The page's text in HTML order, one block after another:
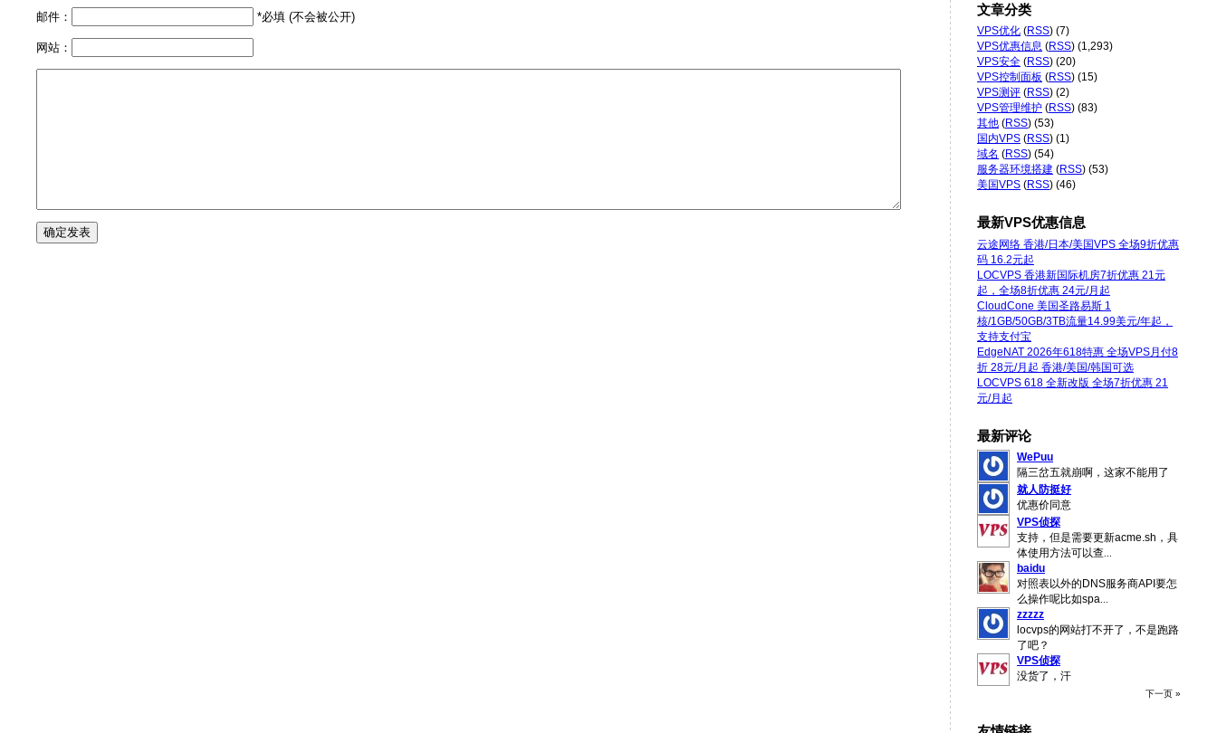
邮件： *必填 (不会被公开)
网站：
文章分类
VPS优化 (RSS) (7)
VPS优惠信息 (RSS) (1,293)
VPS安全 (RSS) (20)
VPS控制面板 (RSS) (15)
VPS测评 (RSS) (2)
VPS管理维护 (RSS) (83)
其他 (RSS) (53)
国内VPS (RSS) (1)
域名 (RSS) (54)
服务器环境搭建 (RSS) (53)
美国VPS (RSS) (46)
最新VPS优惠信息
云途网络 香港/日本/美国VPS 全场9折优惠
码 16.2元起
LOCVPS 香港新国际机房7折优惠 21元
起，全场8折优惠 24元/月起
CloudCone 美国圣路易斯 1
核/1GB/50GB/3TB流量14.99美元/年起，
支持支付宝
EdgeNAT 2026年618特惠 全场VPS月付8
折 28元/月起 香港/美国/韩国可选
LOCVPS 618 全新改版 全场7折优惠 21
元/月起
最新评论
WePuu
隔三岔五就崩啊，这家不能用了
就人防挺好
优惠价同意
VPS侦探
支持，但是需要更新acme.sh，具
体使用方法可以查
baidu
对照表以外的DNS服务商API要怎
么操作呢比如spa
zzzzz
locvps的网站打不开了，不是跑路
了吧？
VPS侦探
没货了，汗
下一页 »